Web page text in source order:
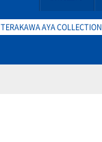
TERAKAWA AYA COLLECTION